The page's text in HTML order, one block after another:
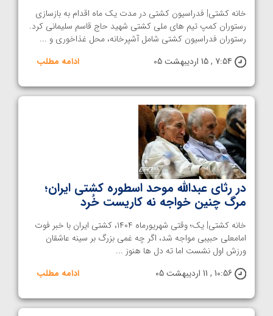
خانه کشتی| فدراسیون کشتی در مدت یک ماه اقدام به بازسازی
رستوران کمپ تیم های ملی کشتی شهید حاج قاسم سلیمانی کرد.
رستوران فدراسیون کشتی شامل آشپرخانه، محل غذاخوری و ...
7:54 , 15 اردیبهشت 05
ادامه مطلب
در رثای عبدالله موحد اسطوره کشتی ایران؛
مرگ چنین خواجه نه کاریست خُرد
خانه کشتی| یک؛ وقتی شهریورماه ۱۴۰۴، کشتی ایران با خبر فوت
امامعلی حبیبی مواجه شد، اگر چه غمی بزرگ بر سینه عاشقان
ورزش اول نشست اما ته دل ها هنوز ...
10:56 , 11 اردیبهشت 05
ادامه مطلب